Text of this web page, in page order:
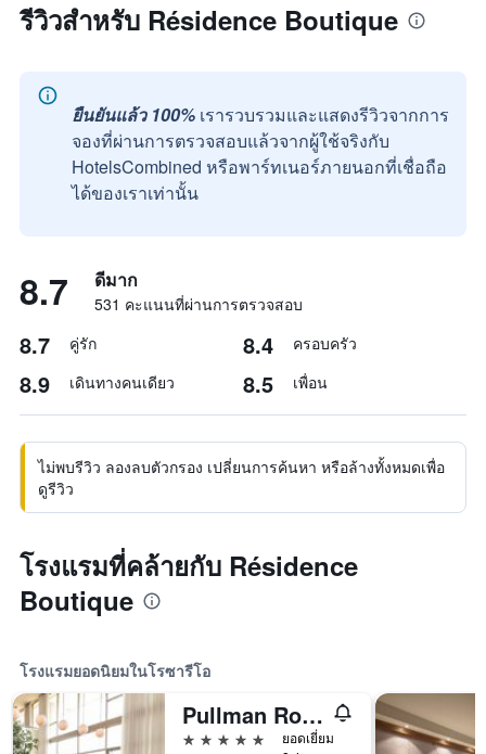
รีวิวสำหรับ Résidence Boutique
ยืนยันแล้ว 100% เรารวบรวมและแสดงรีวิวจากการ
จองที่ผ่านการตรวจสอบแล้วจากผู้ใช้จริงกับ
HotelsCombined หรือพาร์ทเนอร์ภายนอกที่เชื่อถือ
ได้ของเราเท่านั้น
8.7 ดีมาก
531 คะแนนที่ผ่านการตรวจสอบ
8.7 คู่รัก 8.4 ครอบครัว
8.9 เดินทางคนเดียว 8.5 เพื่อน
ไม่พบรีวิว ลองลบตัวกรอง เปลี่ยนการค้นหา หรือล้างทั้งหมดเพื่อ
ดูรีวิว
โรงแรมที่คล้ายกับ Résidence
Boutique
โรงแรมยอดนิยมในโรซารีโอ
Pullman Rosario City Center
5 ดาว
ยอดเยี่ยม